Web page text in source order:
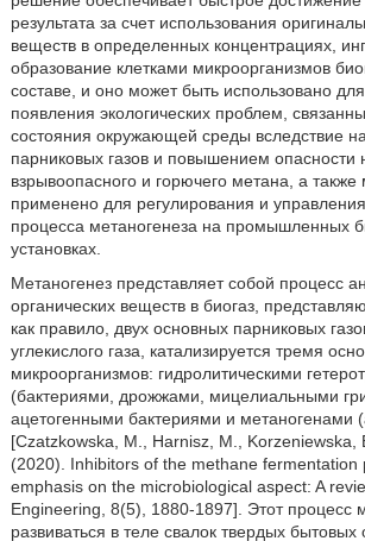
результата за счет использования
веществ в определенных концентрациях,
образование клетками микроорганизмов
составе, и оно может быть использовано
появления экологических проблем,
состояния окружающей среды вследствие
парниковых газов и повышением опасности
взрывоопасного и горючего метана, а
применено для регулирования и
процесса метаногенеза на промышленных
установках.
Метаногенез представляет собой процесс
органических веществ в биогаз,
как правило, двух основных парниковых
углекислого газа, катализируется тремя
микроорганизмов: гидролитическими
(бактериями, дрожжами, мицелиальными
ацетогенными бактериями и метаногенами
[Czatzkowska, M., Harnisz, M., Korzeniewska,
(2020). Inhibitors of the methane fermentation
emphasis on the microbiological aspect: A
Engineering, 8(5), 1880-1897]. Этот процесс
развиваться в теле свалок твердых бытовых